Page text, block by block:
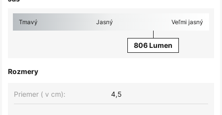
Tmavý Jasný Veľmi jasný
806 Lumen
Rozmery
Priemer ( v cm): 4,5